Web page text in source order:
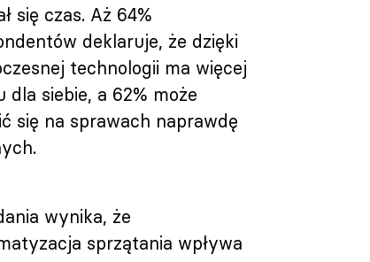
się czas. Aż 64%
deklaruje, że dzięki
technologii ma więcej
dla siebie, a 62% może
się na sprawach naprawdę
wynika, że
sprzątania wpływa